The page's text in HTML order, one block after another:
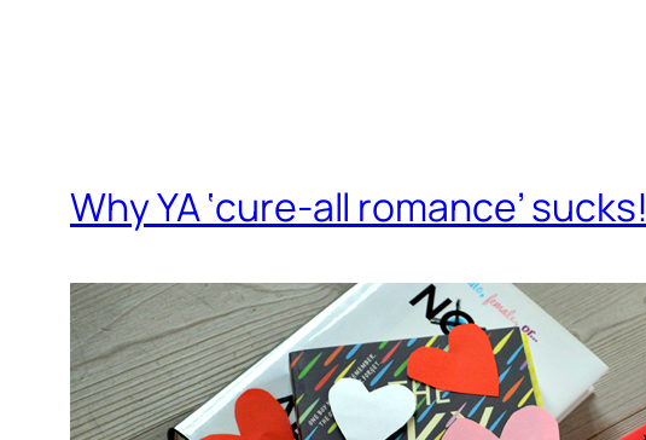
Why YA ‘cure-all romance’ sucks!